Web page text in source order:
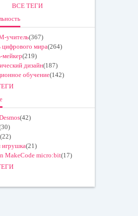
ВСЕ ТЕГИ
учитель(367)
цифрового мира(264)
мейкер(219)
дизайн(187)
обучение(142)
(42)
(22)
игрушка(21)
MakeCode micro:bit(17)